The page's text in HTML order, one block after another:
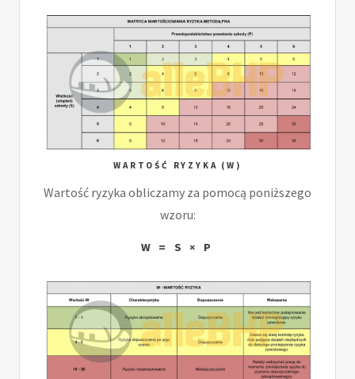
WARTOŚĆ RYZYKA (W)
Wartość ryzyka obliczamy za pomocą poniższego
wzoru:
W = S × P